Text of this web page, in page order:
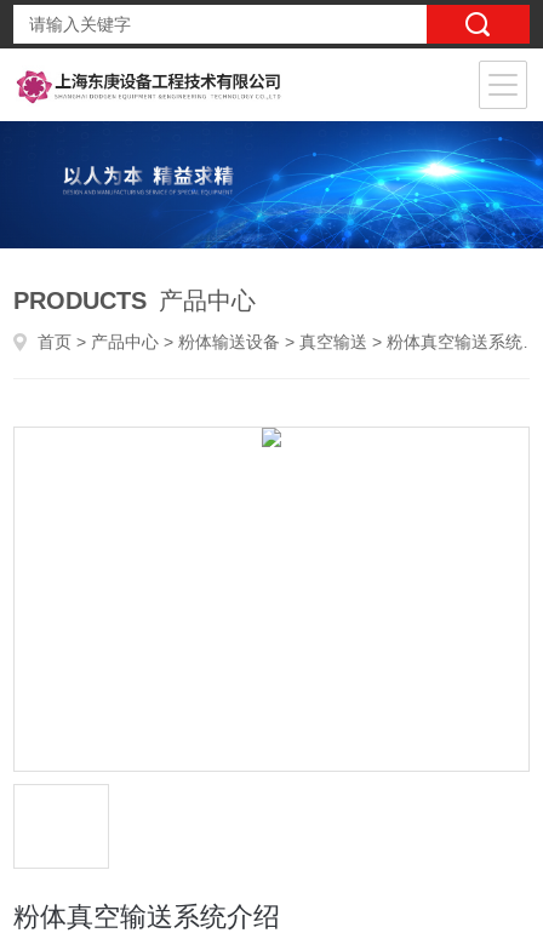
PRODUCTS 产品中心
首页 > 产品中心 >粉体输送设备 >真空输送 > 粉体真空输送系统介绍
粉体真空输送系统介绍